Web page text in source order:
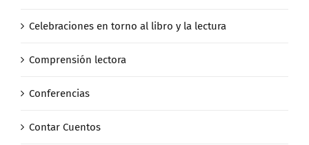
Celebraciones en torno al libro y la lectura
Comprensión lectora
Conferencias
Contar Cuentos